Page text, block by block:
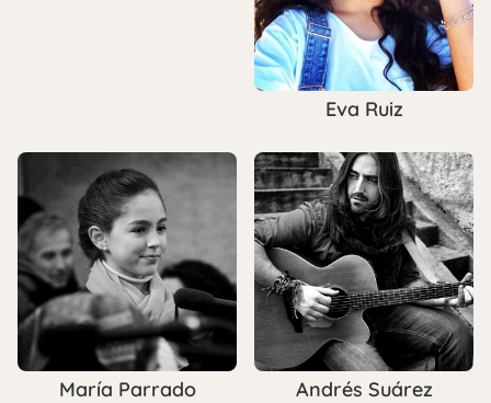
Eva Ruiz
María Parrado Andrés Suárez